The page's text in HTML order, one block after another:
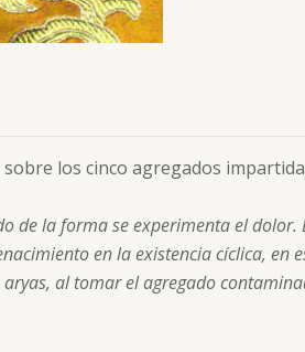
los cinco agregados
de la forma se experimenta el
en la existencia cíclica, en
al tomar el agregado